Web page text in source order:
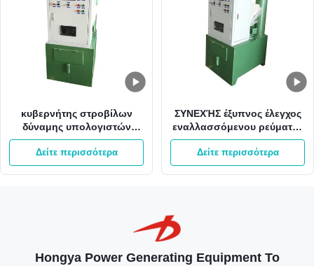
κυβερνήτης στροβίλων
δύναμης υπολογιστών
μικροϋπολογιστών
κυβερνητών ταχύτητας
στροβίλων 60hz Pelton
Δείτε περισσότερα
ΣΥΝΕΧΉΣ έξυπνος έλεγχος
εναλλασσόμενου ρεύματος
κυβερνητών 220V
στροβίλων νερού LG
ψηφιακός
Δείτε περισσότερα
Hongya Power Generating Equipment To